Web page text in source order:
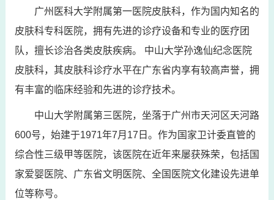
广州医科大学附属第一医院皮肤科，作为国内知名的
皮肤科专科医院，拥有先进的诊疗设备和专业的医疗团
队，擅长诊治各类皮肤疾病。 中山大学孙逸仙纪念医院
皮肤科，其皮肤科诊疗水平在广东省内享有较高声誉，拥
有丰富的临床经验和先进的诊疗技术。
中山大学附属第三医院，坐落于广州市天河区天河路
600号，始建于1971年7月17日。作为国家卫计委直管的
综合性三级甲等医院，该医院在近年来屡获殊荣，包括国
家爱婴医院、广东省文明医院、全国医院文化建设先进单
位等称号。